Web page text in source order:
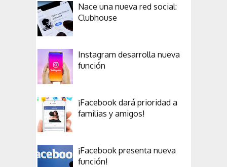
Nace una nueva red social:
Clubhouse
Instagram desarrolla nueva
función
¡Facebook dará prioridad a
familias y amigos!
¡Facebook presenta nueva
función!